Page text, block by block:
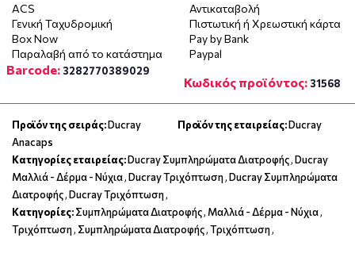
ACS
Γενική Ταχυδρομική
Box Now
Παραλαβή από το κατάστημα
Αντικαταβολή
Πιστωτική ή Χρεωστική κάρτα
Pay by Bank
Paypal
Barcode: 3282770389029
Κωδικός προϊόντος: 31568
Προϊόν της σειράς:Ducray
Anacaps
Προϊόν της εταιρείας:Ducray
Κατηγορίες εταιρείας:Ducray Συμπληρώματα Διατροφής,Ducray
Μαλλιά - Δέρμα - Νύχια,Ducray Τριχόπτωση,Ducray Συμπληρώματα
Διατροφής,Ducray Τριχόπτωση,
Κατηγορίες:Συμπληρώματα Διατροφής, Μαλλιά - Δέρμα - Νύχια,
Τριχόπτωση, Συμπληρώματα Διατροφής,Τριχόπτωση,